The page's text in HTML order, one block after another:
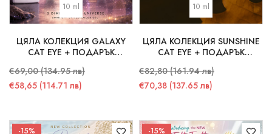
10 ml
ЦЯЛА КОЛЕКЦИЯ GALAXY
CAT EYE + ПОДАРЪК
€69,00 (134.95 лв)
€58,65 (114.71 лв)
10 ml
ЦЯЛА КОЛЕКЦИЯ SUNSHINE
CAT EYE + ПОДАРЪК
€82,80 (161.94 лв)
€70,38 (137.65 лв)
-15% -15%